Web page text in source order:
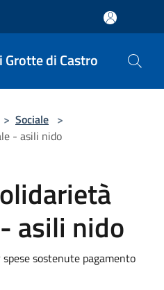
Grotte di Castro
> Sociale >
- asili nido
asili nido
sostenute pagamento